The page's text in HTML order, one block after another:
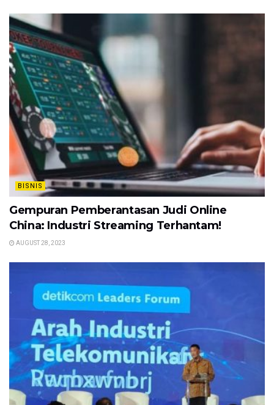
BISNIS
Gempuran Pemberantasan Judi Online
China: Industri Streaming Terhantam!
AUGUST 28, 2023